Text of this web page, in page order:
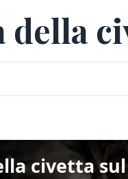
della
civetta